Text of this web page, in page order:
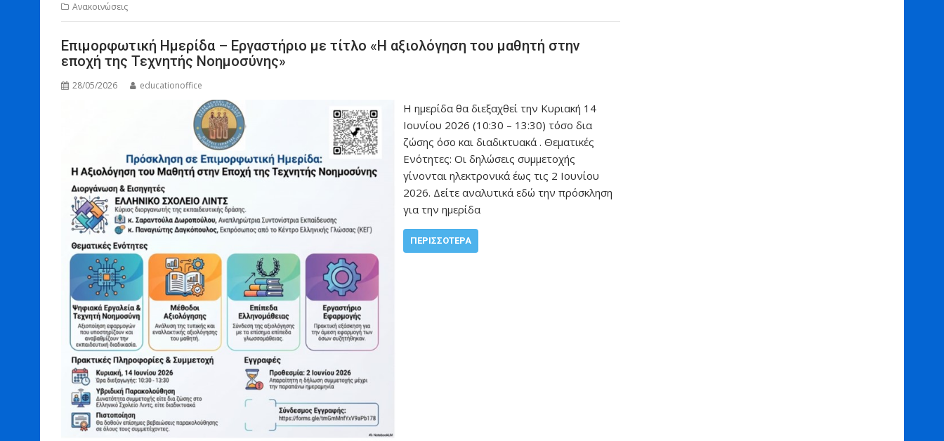
Ανακοινώσεις
Επιμορφωτική Ημερίδα – Εργαστήριο με τίτλο «Η αξιολόγηση του μαθητή στην
εποχή της Τεχνητής Νοημοσύνης»
28/05/2026 educationoffice
Η ημερίδα θα διεξαχθεί την Κυριακή 14
Ιουνίου 2026 (10:30 – 13:30) τόσο δια
ζώσης όσο και διαδικτυακά . Θεματικές
Ενότητες: Οι δηλώσεις συμμετοχής
γίνονται ηλεκτρονικά έως τις 2 Ιουνίου
2026. Δείτε αναλυτικά εδώ την πρόσκληση
για την ημερίδα
ΠΕΡΙΣΣΌΤΕΡΑ